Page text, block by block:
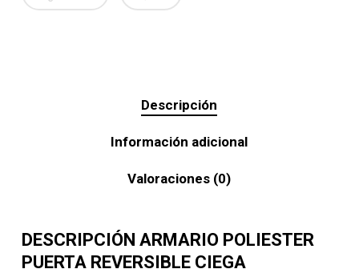
Descripción
Información adicional
Valoraciones (0)
DESCRIPCIÓN ARMARIO POLIESTER
PUERTA REVERSIBLE CIEGA